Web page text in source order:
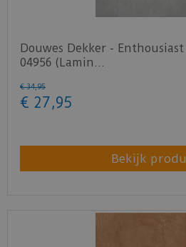
Douwes Dekker -
04956 (Lamin…
€ 34,95
€ 27,95
Bekijk